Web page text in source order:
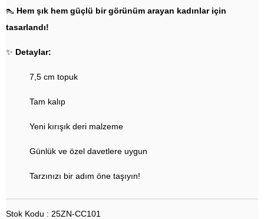
👠 Hem şık hem güçlü bir görünüm arayan kadınlar için
tasarlandı!
✨ Detaylar:
7,5 cm topuk
Tam kalıp
Yeni kırışık deri malzeme
Günlük ve özel davetlere uygun
Tarzınızı bir adım öne taşıyın!
Stok Kodu : 25ZN-CC101